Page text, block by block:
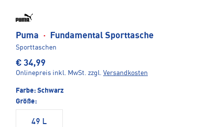
Puma · Fundamental Sporttasche
Sporttaschen
€ 34,99
Onlinepreis inkl. MwSt. zzgl. Versandkosten
Farbe: Schwarz
Größe:
49 L